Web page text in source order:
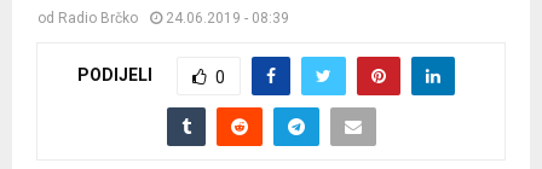
od Radio Brčko 24.06.2019 - 08:39
PODIJELI 0